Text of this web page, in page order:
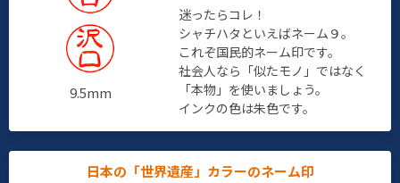
9.5mm
迷ったらコレ！
シャチハタといえばネーム９。
これぞ国民的ネーム印です。
社会人なら「似たモノ」ではなく
「本物」を使いましょう。
インクの色は朱色です。
日本の「世界遺産」カラーのネーム印